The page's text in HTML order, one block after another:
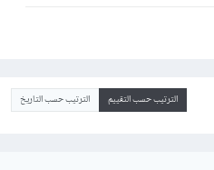
الترتيب حسب التقييم الترتيب حسب التاريخ